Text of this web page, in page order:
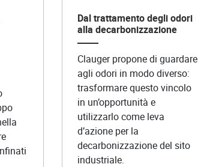
Dal trattamento degli odori
alla decarbonizzazione
Clauger propone di guardare
agli odori in modo diverso:
trasformare questo vincolo
in un’opportunità e
utilizzarlo come leva
d’azione per la
decarbonizzazione del sito
industriale.